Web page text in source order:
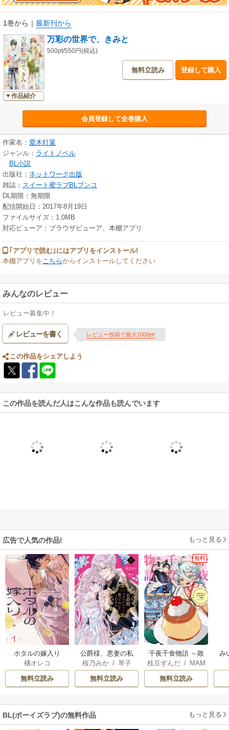
1巻から ｜ 最新刊から
作品紹介
万彩の世界で、きみと
500pt/550円(税込)
無料立読み 登録して購入
会員登録して全巻購入
作家名： 愛木灯菓
ジャンル： ライトノベル
BL小説
出版社： ネットワーク出版
雑誌： スイート蜜ラブBLブンコ
DL期限：無期限
配信開始日：2017年8月19日
ファイルサイズ：1.0MB
対応ビューア：ブラウザビューア、本棚アプリ
｢アプリで読む｣にはアプリをインストール!
本棚アプリをこちらからインストールしてください
みんなのレビュー
レビュー募集中！
レビューを書く レビュー投稿で最大1000pt!
この作品をシェアしよう
この作品を読んだ人はこんな作品も読んでいます
広告で人気の作品! もっと見る
ホタルの嫁入り
橘オレコ
無料立読み
公爵様、悪妻の私
はもう放っておい
てください
桜乃みか/ 琴子
無料立読み
無料
千夜千食物語 ～敗
国の姫ですが氷の
皇子殿下がどうも
溺愛してくれてい
枝豆ずんだ/ MAM
AKOTO / 鴉羽凛燈
無料立読み
み
BL(ボーイズラブ)の無料作品 もっと見る